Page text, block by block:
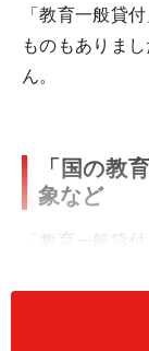
「教育一般貸
ものもありま
ん。
「国の教
象など
「教育一般貸
＜融資限度額